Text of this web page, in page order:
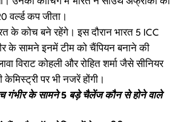
उनकी कोचिंग में भारत ने साउथ अफ्रीका को
वर्ल्ड कप जीता।
के कोच बने रहेंगे। इस दौरान भारत 5 ICC
के सामने इनमें टीम को चैंपियन बनाने की
विराट कोहली और रोहित शर्मा जैसे सीनियर
पर भी नजरें होंगी।
गंभीर के सामने 5 बड़े चैलेंज कौन से होने वाले